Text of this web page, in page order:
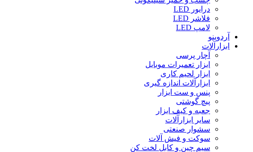
درایور LED
فلاشر LED
لامپ LED
آردوینو
ابزارآلات
آچار پرسی
ابزار تعمیرات موبایل
ابزار لحیم کاری
ابزارآلات اندازه گیری
پنس و ست ابزار
پیچ گوشتی
جعبه و کیف ابزار
سایر ابزارآلات
سشوار صنعتی
سوکت و فیش آلات
سیم چین و کابل لخت کن